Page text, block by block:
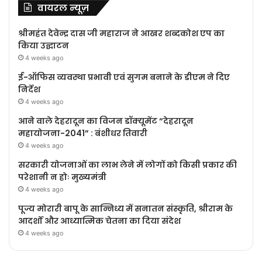
वायरल न्यूज़
श्रीमहंत देवेन्द्र दास जी महाराज ने आखर शब्दकोश एप का
किया उद्घाटन
4 weeks ago
ई-ऑफिस व्यवस्था प्रभावी एवं सुगम बनाने के डीएम ने दिए
निर्देश
4 weeks ago
आने वाले देहरादून का विजन डॉक्यूमेंट “देहरादून
महायोजना-2041” : बंशीधर तिवारी
4 weeks ago
सरकारी योजनाओं का लाभ लेने में लोगों को किसी प्रकार की
परेशानी न होः मुख्यमंत्री
4 weeks ago
पूज्य मोरारी बापू के सान्निध्य में सनातन संस्कृति, श्रीराम के
आदर्शों और आध्यात्मिक चेतना का दिया संदेश
4 weeks ago